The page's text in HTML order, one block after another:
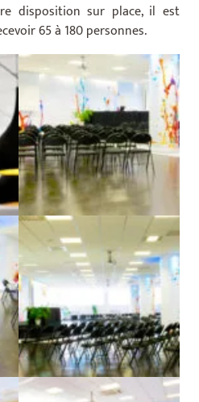
disposition sur place, il est
65 à 180 personnes.